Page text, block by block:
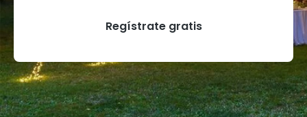
Regístrate gratis